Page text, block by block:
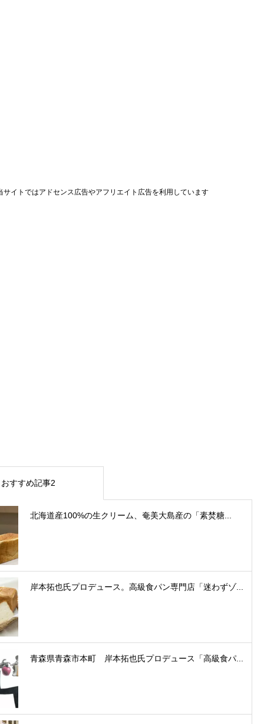
サイトではアドセンス広告やアフリエイト広告を利用しています
おすすめ記事2
北海道産100%の生クリーム、奄美大島産の「素焚糖...
岸本拓也氏プロデュース。高級食パン専門店「迷わずゾ...
青森県青森市本町 岸本拓也氏プロデュース「高級食パ...